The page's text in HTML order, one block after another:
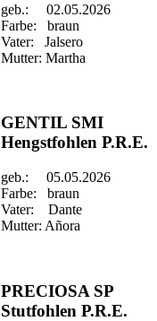
geb.: 02.05.2026
Farbe: braun
Vater: Jalsero
Mutter: Martha
GENTIL SMI
Hengstfohlen P.R.E.
geb.: 05.05.2026
Farbe: braun
Vater: Dante
Mutter: Añora
PRECIOSA SP
Stutfohlen P.R.E.